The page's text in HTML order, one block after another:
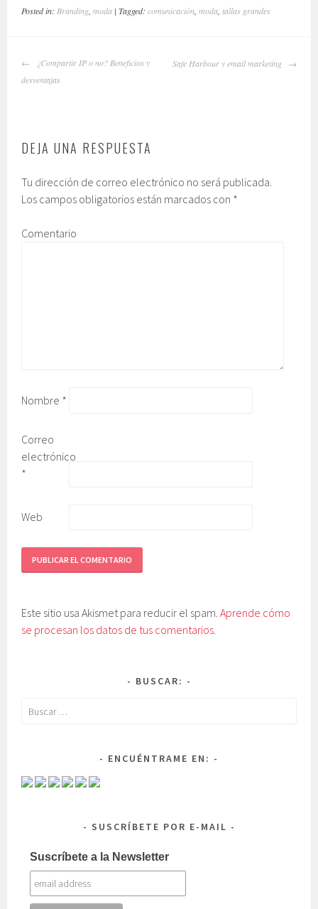
Posted in: Branding ,moda | Tagged:comunicación ,moda ,tallas grandes
NAVEGADOR
DE
¿Compartir IP o no? Beneficios y
desventajas
Safe Harbour y email marketing
DEJA UNA RESPUESTA
Tu dirección de correo electrónico no será publicada.
Los campos obligatorios están marcados con *
Comentario
Nombre *
Correo
electrónico
*
Web
Este sitio usa Akismet para reducir el spam.Aprende cómo
se procesan los datos de tus comentarios.
BUSCAR:
Buscar:
ENCUÉNTRAME EN:
SUSCRÍBETE POR E-MAIL
Suscríbete a la Newsletter